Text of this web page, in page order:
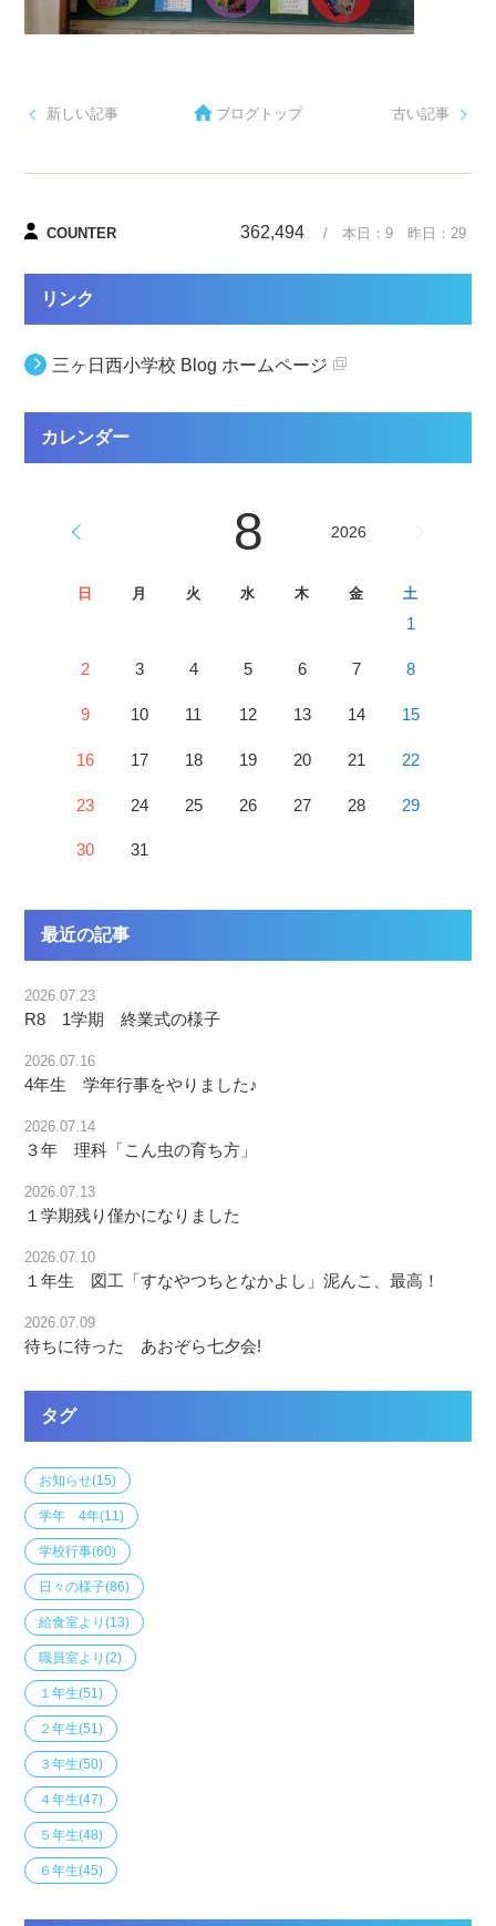
新しい記事 古い記事
ブログトップ
COUNTER 362,494 / 本日： 9昨日： 29
リンク
三ヶ日西小学校 Blog ホームページ
カレンダー
8 2026
日 月 火 水 木 金 土
1
2 3 4 5 6 7 8
9 10 11 12 13 14 15
16 17 18 19 20 21 22
23 24 25 26 27 28 29
30 31
最近の記事
2026.07.23
R8 1学期 終業式の様子
2026.07.16
4年生 学年行事をやりました♪
2026.07.14
３年 理科「こん虫の育ち方」
2026.07.13
１学期残り僅かになりました
2026.07.10
１年生 図工「すなやつちとなかよし」泥んこ、最高！
2026.07.09
待ちに待った あおぞら七夕会!
タグ
お知らせ(15)
学年 4年(11)
学校行事(60)
日々の様子(86)
給食室より(13)
職員室より(2)
１年生(51)
２年生(51)
３年生(50)
４年生(47)
５年生(48)
６年生(45)